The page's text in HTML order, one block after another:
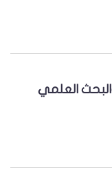
العلمي